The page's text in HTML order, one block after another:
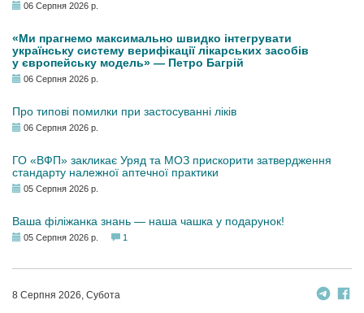
06 Серпня 2026 р.
«Ми прагнемо максимально швидко інтегрувати
українську систему верифікації лікарських засобів
у європейську модель» — Петро Багрій
06 Серпня 2026 р.
Про типові помилки при застосуванні ліків
06 Серпня 2026 р.
ГО «ВФП» закликає Уряд та МОЗ прискорити затвердження
стандарту належної аптечної практики
05 Серпня 2026 р.
Ваша філіжанка знань — наша чашка у подарунок!
05 Серпня 2026 р. 1
8 Серпня 2026, Субота